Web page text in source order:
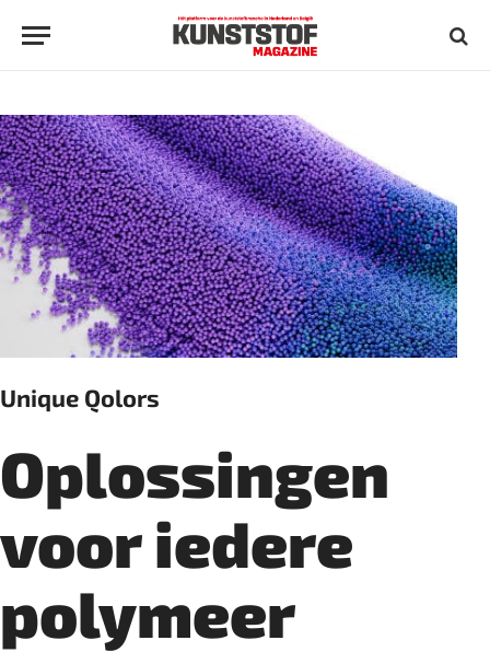
Unique Qolors
Oplossingen
voor iedere
polymeer